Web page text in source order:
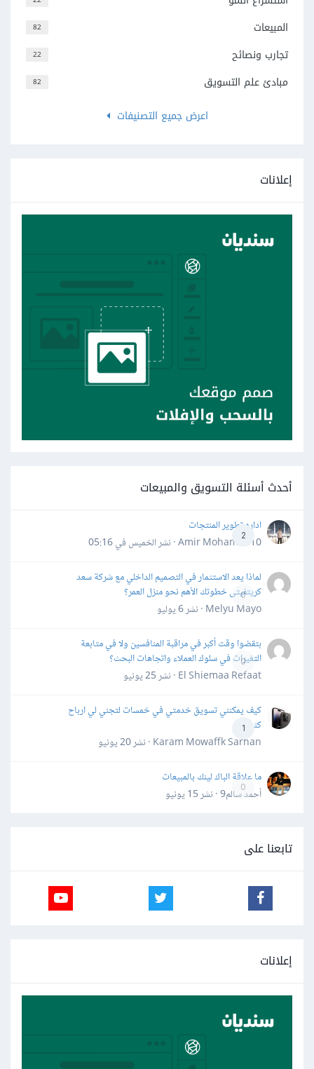
82 المبيعات
22 تجارب ونصائح
82
مبادئ علم التسويق
اعرض جميع التصنيفات
إعلانات
أحدث أسئلة التسويق والمبيعات
2
اداره تطوير المنتجات
Amir Mohamed10 · نشر
الخميس في 05:16
0
لماذا يعد الاستثمار في التصميم الداخلي مع شركة سعد
كريتفيتى خطوتك الأهم نحو منزل العمر؟
Melyu Mayo · نشر
6 يوليو
0
بتقضوا وقت أكبر في مراقبة المنافسين ولا في متابعة
التغيرات في سلوك العملاء واتجاهات البحث؟
El Shiemaa Refaat · نشر
25 يونيو
1
كيف يمكنني تسويق خدمتي في خمسات لتجني لي ارباح
كثيرة
Karam Mowaffk Sarhan · نشر
20 يونيو
0
ما علاقة الباك لينك بالمبيعات
أحمد سالم9 · نشر
15 يونيو
تابعنا على
إعلانات